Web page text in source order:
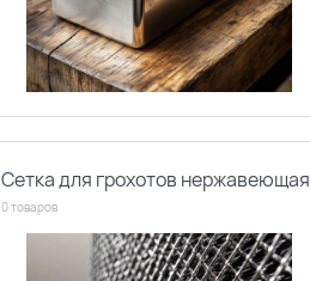
Сетка для грохотов нержавеющая
0 товаров